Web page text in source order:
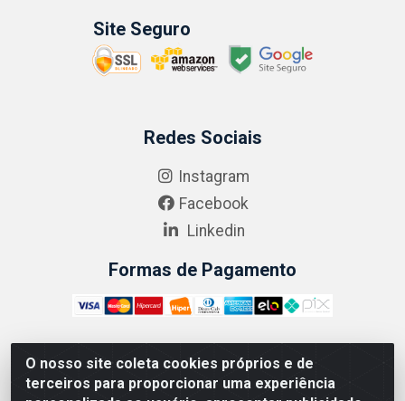
O nosso site coleta cookies próprios e de
terceiros para proporcionar uma experiência
Site Seguro
Redes Sociais
Instagram
Facebook
Linkedin
Formas de Pagamento
ABRASEG COMÉRCIO ATACADISTA LTDA - CNPJ:
10.894.768/0001-00 - Avenida Lobo Júnior, 1045 -